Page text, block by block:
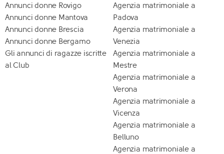
Annunci donne Rovigo
Annunci donne Mantova
Annunci donne Brescia
Annunci donne Bergamo
Gli annunci di ragazze iscritte
al Club
Agenzia matrimoniale a
Padova
Agenzia matrimoniale a
Venezia
Agenzia matrimoniale a
Mestre
Agenzia matrimoniale a
Verona
Agenzia matrimoniale a
Vicenza
Agenzia matrimoniale a
Belluno
Agenzia matrimoniale a